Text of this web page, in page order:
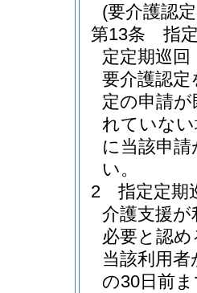
(要介護認
第13条
指
定定期巡
要介護認
定の申請
れていな
に当該申
い。
2
指定定期
介護支援
必要と認
当該利用
の30日前